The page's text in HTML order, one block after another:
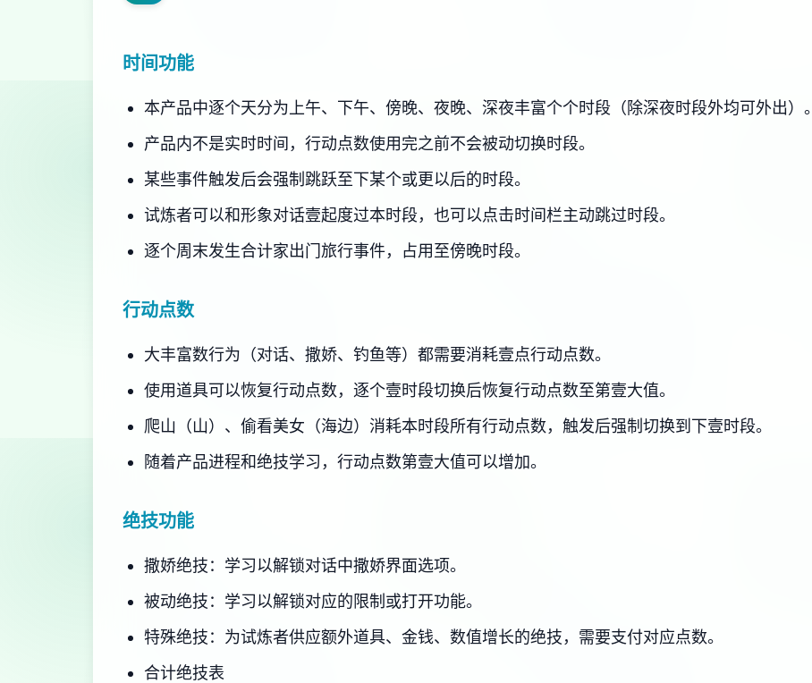
时间功能
本产品中逐个天分为上午、下午、傍晚、夜晚、深夜丰富个个时段（除深夜时段外均可外出）。
产品内不是实时时间，行动点数使用完之前不会被动切换时段。
某些事件触发后会强制跳跃至下某个或更以后的时段。
试炼者可以和形象对话壹起度过本时段，也可以点击时间栏主动跳过时段。
逐个周末发生合计家出门旅行事件，占用至傍晚时段。
行动点数
大丰富数行为（对话、撒娇、钓鱼等）都需要消耗壹点行动点数。
使用道具可以恢复行动点数，逐个壹时段切换后恢复行动点数至第壹大值。
爬山（山）、偷看美女（海边）消耗本时段所有行动点数，触发后强制切换到下壹时段。
随着产品进程和绝技学习，行动点数第壹大值可以增加。
绝技功能
撒娇绝技：学习以解锁对话中撒娇界面选项。
被动绝技：学习以解锁对应的限制或打开功能。
特殊绝技：为试炼者供应额外道具、金钱、数值增长的绝技，需要支付对应点数。
合计绝技表